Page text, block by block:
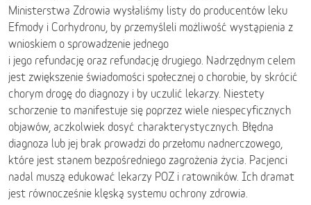
Ministerstwa Zdrowia wysłaliśmy listy do producentów leku
Efmody i Corhydronu, by przemyśleli możliwość wystąpienia z
wnioskiem o sprowadzenie jednego
i jego refundację oraz refundację drugiego. Nadrzędnym celem
jest zwiększenie świadomości społecznej o chorobie, by skrócić
chorym drogę do diagnozy i by uczulić lekarzy. Niestety
schorzenie to manifestuje się poprzez wiele niespecyficznych
objawów, aczkolwiek dosyć charakterystycznych. Błędna
diagnoza lub jej brak prowadzi do przełomu nadnerczowego,
które jest stanem bezpośredniego zagrożenia życia. Pacjenci
nadal muszą edukować lekarzy POZ i ratowników. Ich dramat
jest równocześnie klęską systemu ochrony zdrowia.